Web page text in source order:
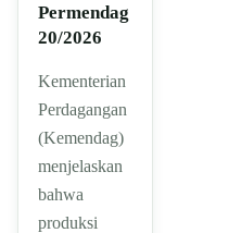
Permendag
20/2026
Kementerian
Perdagangan
(Kemendag)
menjelaskan
bahwa
produksi